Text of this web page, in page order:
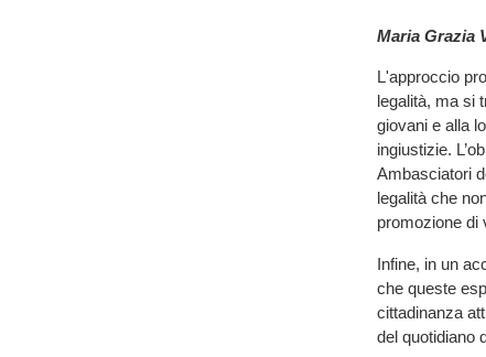
Maria Grazia
L'approccio
legalità, ma si
giovani e alla
ingiustizie.
Ambasciatori
legalità che
promozione di
Infine, in un
che queste
cittadinanza
del quotidiano